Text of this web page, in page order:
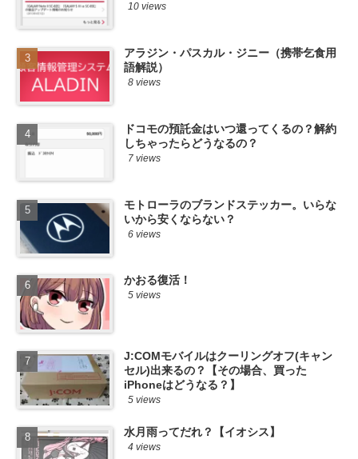
10 views
アラジン・パスカル・ジニー（携帯乞食用
語解説）
8 views
ドコモの預託金はいつ還ってくるの？解約
しちゃったらどうなるの？
7 views
モトローラのブランドステッカー。いらな
いから安くならない？
6 views
かおる復活！
5 views
J:COMモバイルはクーリングオフ(キャン
セル)出来るの？【その場合、買った
iPhoneはどうなる？】
5 views
水月雨ってだれ？【イオシス】
4 views